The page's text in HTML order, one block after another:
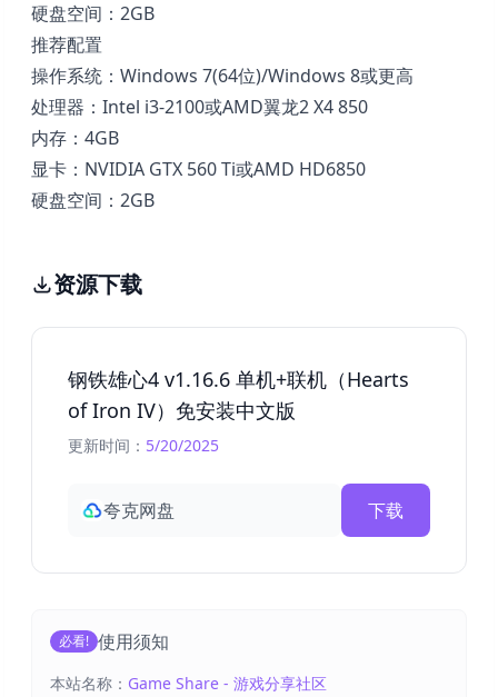
硬盘空间：2GB
推荐配置
操作系统：Windows 7(64位)/Windows 8或更高
处理器：Intel i3-2100或AMD翼龙2 X4 850
内存：4GB
显卡：NVIDIA GTX 560 Ti或AMD HD6850
硬盘空间：2GB
资源下载
钢铁雄心4 v1.16.6 单机+联机（Hearts
of Iron IV）免安装中文版
更新时间： 5/20/2025
夸克网盘 下载
必看! 使用须知
本站名称： Game Share - 游戏分享社区